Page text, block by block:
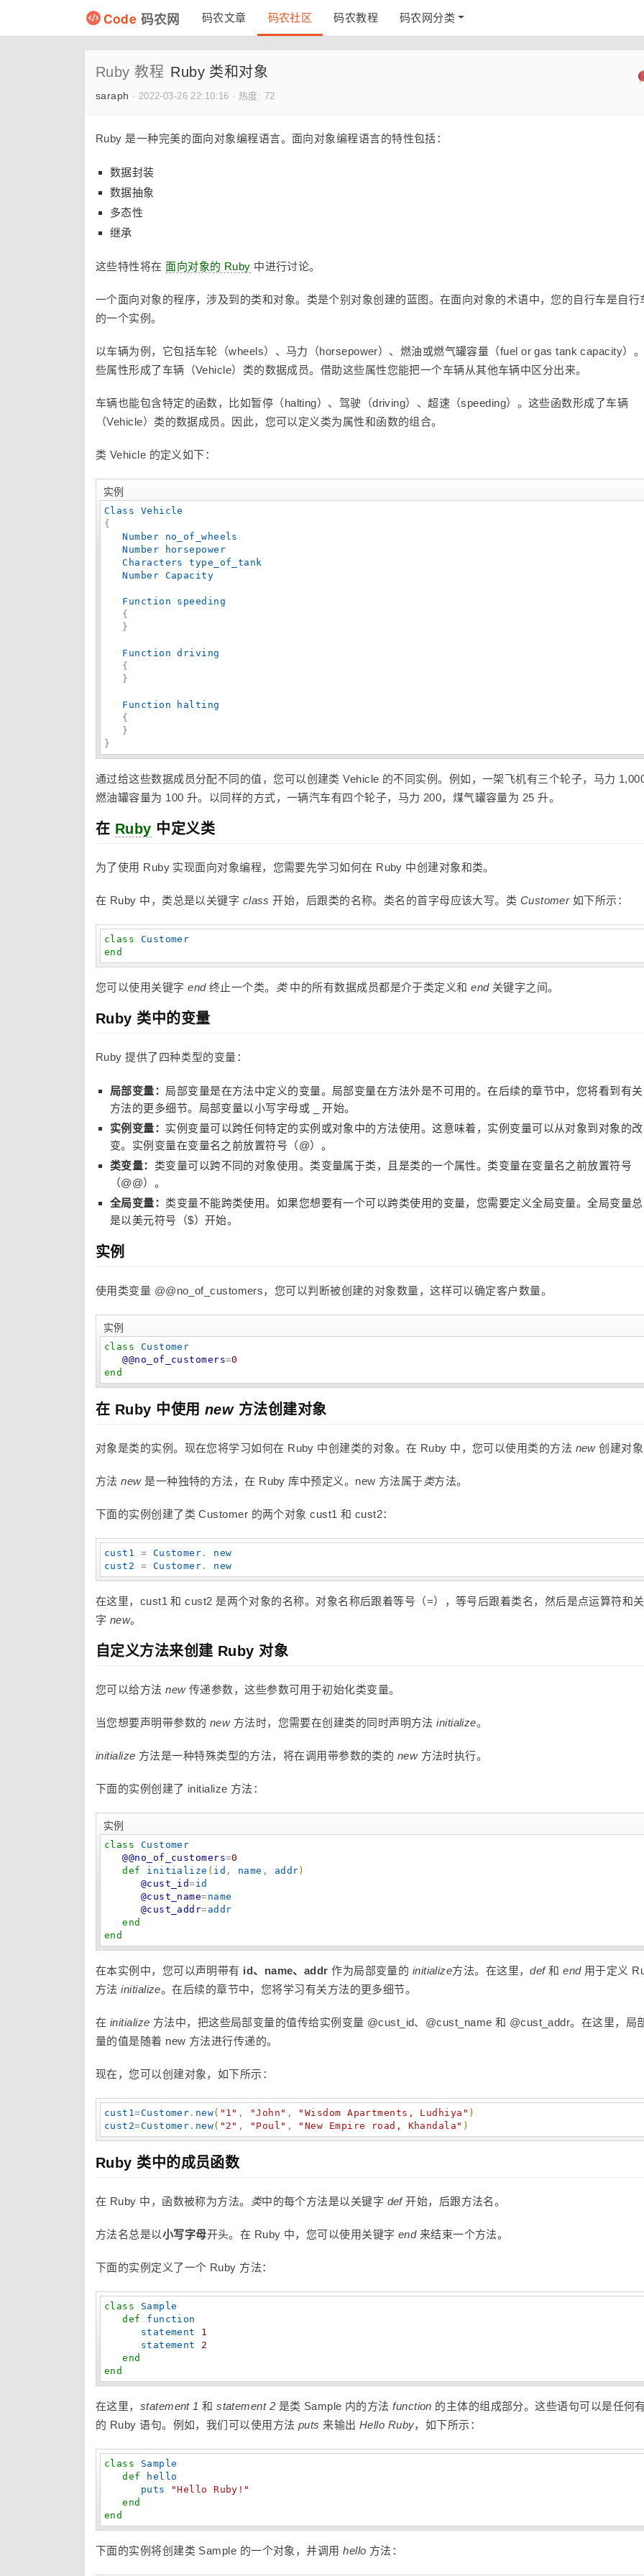
Code 码农网 码农文章 码农社区 码农教程 码农网分类
Ruby 教程 Ruby 类和对象
saraph · 2022-03-26 22:10:16 · 热度: 72
Ruby 是一种完美的面向对象编程语言。面向对象编程语言的特性包括：
数据封装
数据抽象
多态性
继承
这些特性将在面向对象的 Ruby 中进行讨论。
一个面向对象的程序，涉及到的类和对象。类是个别对象创建的蓝图。在面向对象的术语中，您的自行车是自行
的一个实例。
以车辆为例，它包括车轮（wheels）、马力（horsepower）、燃油或燃气罐容量（fuel or gas tank capacity）
些属性形成了车辆（Vehicle）类的数据成员。借助这些属性您能把一个车辆从其他车辆中区分出来。
车辆也能包含特定的函数，比如暂停（halting）、驾驶（driving）、超速（speeding）。这些函数形成了车辆
（Vehicle）类的数据成员。因此，您可以定义类为属性和函数的组合。
类 Vehicle 的定义如下：
实例
Class
Vehicle
{
Number
no_of_wheels
Number
horsepower
Characters
type_of_tank
Number Capacity
Function
speeding
Function
driving
Function
halting
}
通过给这些数据成员分配不同的值，您可以创建类 Vehicle 的不同实例。例如，一架飞机有三个轮子，马力
燃油罐容量为 100 升。以同样的方式，一辆汽车有四个轮子，马力 200，煤气罐容量为 25 升。
在 Ruby 中定义类
为了使用 Ruby 实现面向对象编程，您需要先学习如何在 Ruby 中创建对象和类。
在 Ruby 中，类总是以关键字 class 开始，后跟类的名称。类名的首字母应该大写。类 Customer如下所示：
class
Customer
end
您可以使用关键字end终止一个类。 类中的所有数据成员都是介于类定义和end关键字之间。
Ruby 类中的变量
Ruby 提供了四种类型的变量：
局部变量： 局部变量是在方法中定义的变量。局部变量在方法外是不可用的。在后续的章节中，您将看到有关
方法的更多细节。局部变量以小写字母或 _ 开始。
实例变量： 实例变量可以跨任何特定的实例或对象中的方法使用。这意味着，实例变量可以从对象到对象的改
变。实例变量在变量名之前放置符号（@）。
类变量： 类变量可以跨不同的对象使用。类变量属于类，且是类的一个属性。类变量在变量名之前放置符号
（@@）。
全局变量： 类变量不能跨类使用。如果您想要有一个可以跨类使用的变量，您需要定义全局变量。全局变量总
是以美元符号（$）开始。
实例
使用类变量 @@no_of_customers，您可以判断被创建的对象数量，这样可以确定客户数量。
实例
class
Customer
@@no_of_customers=0
end
在 Ruby 中使用 new方法创建对象
对象是类的实例。现在您将学习如何在 Ruby 中创建类的对象。在 Ruby 中，您可以使用类的方法 new创建对
方法new是一种独特的方法，在 Ruby 库中预定义。new 方法属于类方法。
下面的实例创建了类 Customer 的两个对象 cust1 和 cust2：
cust1 = Customer . new
cust2 = Customer . new
在这里，cust1 和 cust2 是两个对象的名称。对象名称后跟着等号（=），等号后跟着类名，然后是点运算符和
字 new。
自定义方法来创建 Ruby 对象
您可以给方法new传递参数，这些参数可用于初始化类变量。
当您想要声明带参数的 new方法时，您需要在创建类的同时声明方法initialize。
initialize 方法是一种特殊类型的方法，将在调用带参数的类的 new方法时执行。
下面的实例创建了 initialize 方法：
实例
class
Customer
@@no_of_customers=0
def
initialize ( id , name , addr)
@cust_id=id
@cust_name=name
@cust_addr=addr
end
end
在本实例中，您可以声明带有 id、name、addr 作为局部变量的 initialize方法。在这里，def和end用于定义
方法initialize。在后续的章节中，您将学习有关方法的更多细节。
在 initialize 方法中，把这些局部变量的值传给实例变量 @cust_id、@cust_name 和 @cust_addr。在这里，局
量的值是随着 new 方法进行传递的。
现在，您可以创建对象，如下所示：
cust1=Customer . new( " 1 " , "John " , " Wisdom Apartments, Ludhiya " )
cust2=Customer . new( " 2 " , " Poul " , " New Empire road, Khandala " )
Ruby 类中的成员函数
在 Ruby 中，函数被称为方法。 类中的每个方法是以关键字 def开始，后跟方法名。
方法名总是以小写字母开头。在 Ruby 中，您可以使用关键字 end来结束一个方法。
下面的实例定义了一个 Ruby 方法：
class
Sample
def
function
statement
1
statement
2
end
end
在这里， statement 1 和statement 2 是类 Sample 内的方法function 的主体的组成部分。这些语句可以是任何
的 Ruby 语句。例如，我们可以使用方法 puts 来输出 Hello Ruby，如下所示：
class
Sample
def
hello
puts
"Hello Ruby! "
end
end
下面的实例将创建类 Sample 的一个对象，并调用hello 方法：